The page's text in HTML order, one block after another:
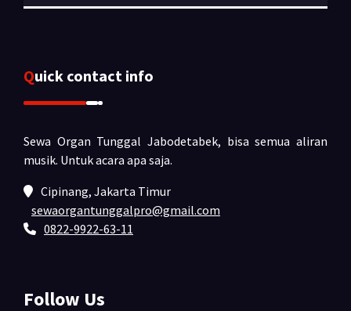
Quick contact info
Sewa Organ Tunggal Jabodetabek, bisa semua aliran
musik. Untuk acara apa saja.
Cipinang, Jakarta Timur
sewaorgantunggalpro@gmail.com
0822-9922-63-11
Follow Us